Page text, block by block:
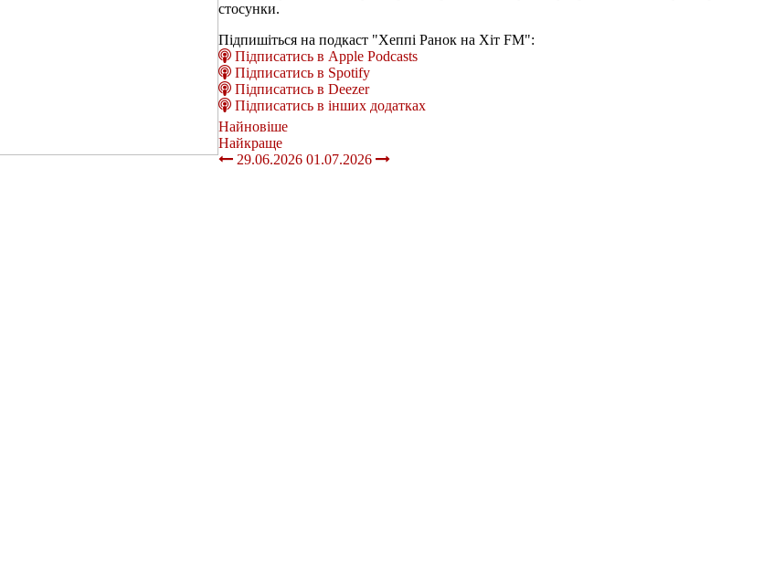
стосунки.
Підпишіться на подкаст "Хеппі Ранок на Хіт FM":
Підписатись в Apple Podcasts
Підписатись в Spotify
Підписатись в Deezer
Підписатись в інших додатках
Найновіше
Найкраще
29.06.2026 01.07.2026